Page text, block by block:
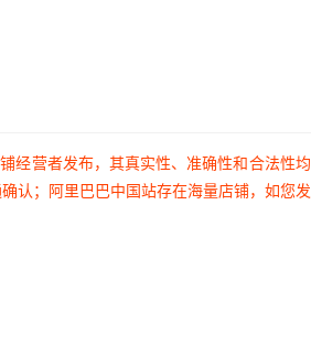
经营者发布，其真实性、准确性和合法性
认；阿里巴巴中国站存在海量店铺，如您